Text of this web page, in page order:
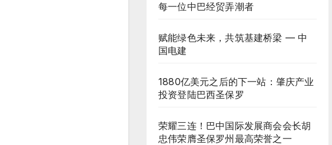
每一位中巴经贸弄潮者
赋能绿色未来，共筑基建桥梁 — 中
国电建
1880亿美元之后的下一站：肇庆产业
投资登陆巴西圣保罗
荣耀三连！巴中国际发展商会会长胡
忠伟荣膺圣保罗州最高荣誉之一